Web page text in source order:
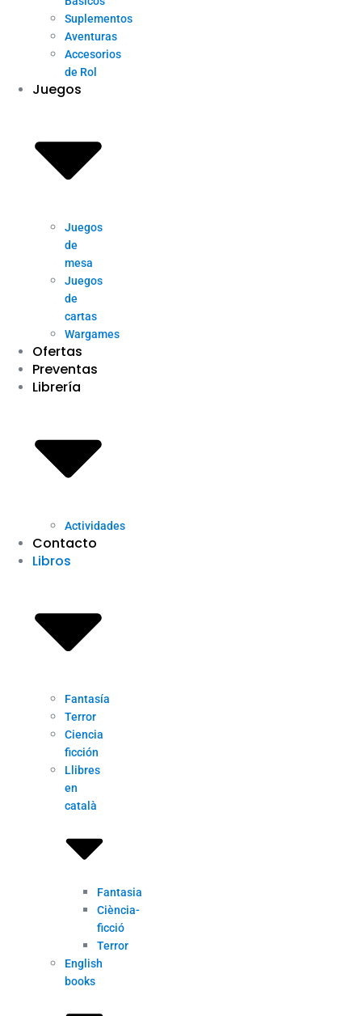
Suplementos
Aventuras
Accesorios
de Rol
Juegos
Juegos
de
mesa
Juegos
de
cartas
Wargames
Ofertas
Preventas
Librería
Actividades
Contacto
Libros
Fantasía
Terror
Ciencia
ficción
Llibres
en
català
Fantasia
Ciència-
ficció
Terror
English
books